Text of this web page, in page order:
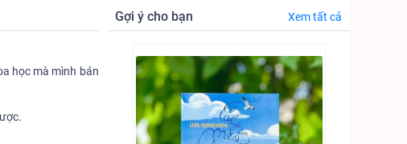
học mà mình bán
Gợi ý cho bạn Xem tất cả